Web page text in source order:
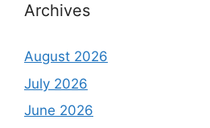
Archives
August 2026
July 2026
June 2026